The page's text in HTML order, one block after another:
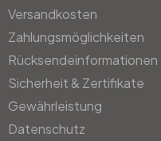
Versandkosten
Zahlungsmöglichkeiten
Rücksendeinformationen
Sicherheit & Zertifikate
Gewährleistung
Datenschutz